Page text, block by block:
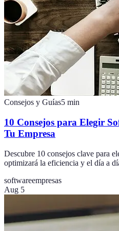
Consejos y Guías5 min
10 Consejos para Elegir
Tu Empresa
Descubre 10 consejos clave para
optimizará la eficiencia y el día a
softwareempresas
Aug 5